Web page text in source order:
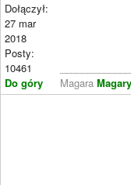
Dołączył:
27 mar
2018
Posty:
10461
Do góry
Magara